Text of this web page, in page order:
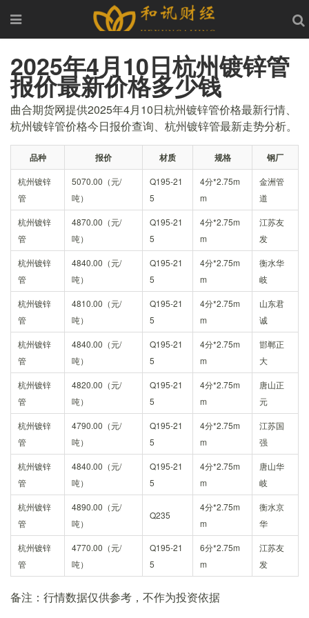
2025年4月10日杭州镀锌管
报价最新价格多少钱
曲合期货网提供2025年4月10日杭州镀锌管价格最新行情、
杭州镀锌管价格今日报价查询、杭州镀锌管最新走势分析。
品种 报价 材质 规格 钢厂
杭州镀锌
管
5070.00（元/
吨）
Q195-21
5
4分*2.75m
m
金洲管
道
杭州镀锌
管
4870.00（元/
吨）
Q195-21
5
4分*2.75m
m
江苏友
发
杭州镀锌
管
4840.00（元/
吨）
Q195-21
5
4分*2.75m
m
衡水华
岐
杭州镀锌
管
4810.00（元/
吨）
Q195-21
5
4分*2.75m
m
山东君
诚
杭州镀锌
管
4840.00（元/
吨）
Q195-21
5
4分*2.75m
m
邯郸正
大
杭州镀锌
管
4820.00（元/
吨）
Q195-21
5
4分*2.75m
m
唐山正
元
杭州镀锌
管
4790.00（元/
吨）
Q195-21
5
4分*2.75m
m
江苏国
强
杭州镀锌
管
4840.00（元/
吨）
Q195-21
5
4分*2.75m
m
唐山华
岐
杭州镀锌
管
4890.00（元/
吨）
Q235
4分*2.75m
m
衡水京
华
杭州镀锌
管
4770.00（元/
吨）
Q195-21
5
6分*2.75m
m
江苏友
发
备注：行情数据仅供参考，不作为投资依据